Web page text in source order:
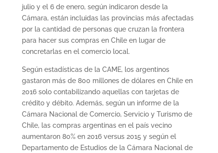
julio y el 6 de enero, según indicaron desde la
Cámara, están incluidas las provincias más afectadas
por la cantidad de personas que cruzan la frontera
para hacer sus compras en Chile en lugar de
concretarlas en el comercio local.
Según estadísticas de la CAME, los argentinos
gastaron más de 800 millones de dólares en Chile en
2016 solo contabilizando aquellas con tarjetas de
crédito y débito. Además, según un informe de la
Cámara Nacional de Comercio, Servicio y Turismo de
Chile, las compras argentinas en el país vecino
aumentaron 80% en 2016 versus 2015 y según el
Departamento de Estudios de la Cámara Nacional de